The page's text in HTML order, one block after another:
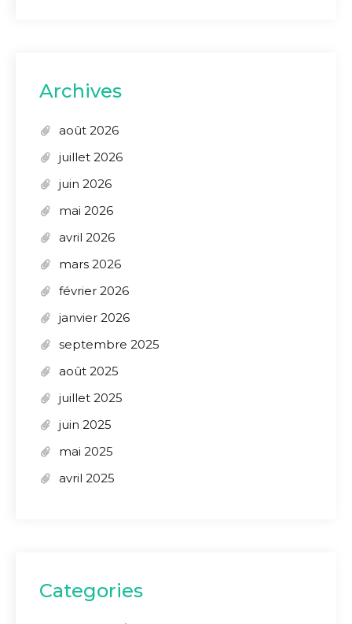
Archives
août 2026
juillet 2026
juin 2026
mai 2026
avril 2026
mars 2026
février 2026
janvier 2026
septembre 2025
août 2025
juillet 2025
juin 2025
mai 2025
avril 2025
Categories